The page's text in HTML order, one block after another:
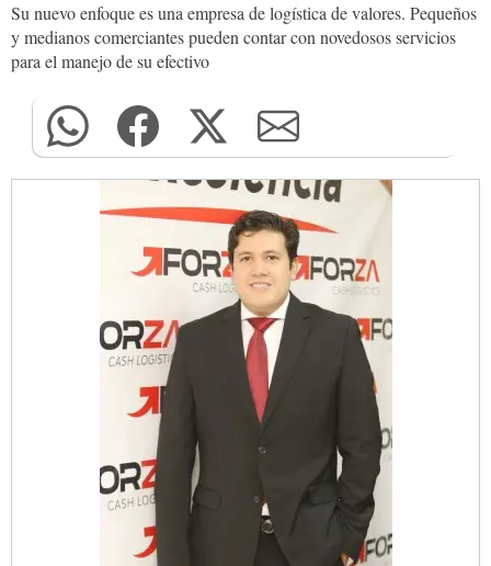
Su nuevo enfoque es una empresa de logística de valores. Pequeños
y medianos comerciantes pueden contar con novedosos servicios
para el manejo de su efectivo